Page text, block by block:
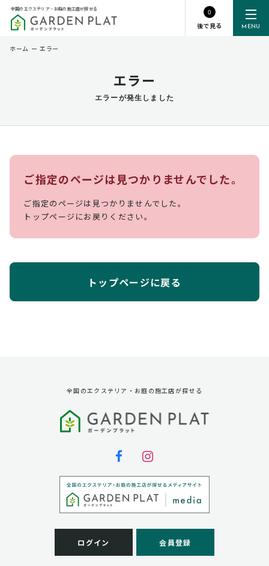
MENU
全国のエクステリア・お庭の施工店が探せる
0
後で見る
エラー
エラーが発生しました
ホーム ー エラー
ご指定のページは見つかりませんでした。
ご指定のページは見つかりませんでした。
トップページにお戻りください。
トップページに戻る
全国のエクステリア・お庭の施工店が探せる
ログイン 会員登録